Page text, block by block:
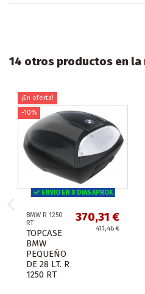
14 otros productos en la
¡En oferta!
-10%
ENVIO EN 8 DIAS APROX
BMW R 1250
RT
TOPCASE
BMW
PEQUEÑO
DE 28 LT. R
1250 RT
370,31 €
411,46 €